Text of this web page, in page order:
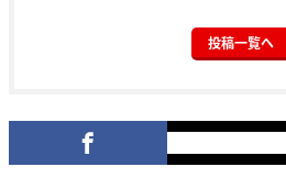
投稿一覧へ